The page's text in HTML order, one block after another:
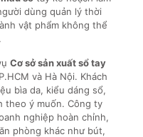
dùng quản lý thời
vật phẩm không thể
Cơ sở sản xuất sổ tay
và Hà Nội. Khách
bìa da, kiểu dáng sổ,
theo ý muốn. Công ty
nghiệp hoàn chỉnh,
phòng khác như bút,